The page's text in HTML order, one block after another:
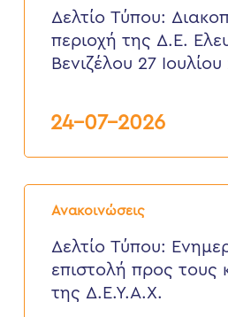
νερού
περιοχή
2026
Δελτίο Τύπου:
περιοχή της Δ.Ε.
Βενιζέλου 27
24-07-2026
Ανακοινώσεις
Δελτίο
Τύπου:
επιστολή
προς
τους
καταναλωτές
Δελτίο Τύπου:
επιστολή προς τους
της Δ.Ε.Υ.Α.Χ.